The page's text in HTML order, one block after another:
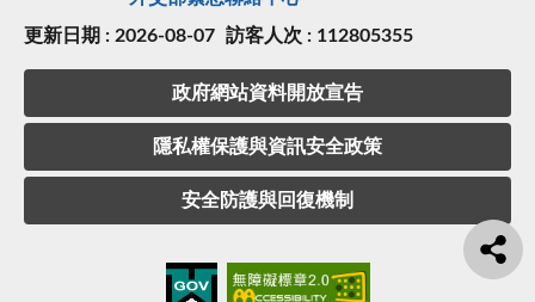
更新日期 : 2026-08-07 訪客人次 : 112805355
政府網站資料開放宣告
隱私權保護與資訊安全政策
安全防護與回復機制